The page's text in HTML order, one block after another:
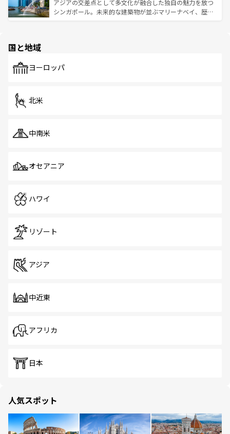
た文化、そして多様な観光資源が、訪れる旅人を魅了し続
ており、効率よく見どころを回れるのも魅力。息をのむよ
うな絶景から文化的な体験まで、香港を存分に楽しみ尽く
アジアの交差点として多文化が融合した独自の魅力を放つ
シンガポール。未来的な建築物が並ぶマリーナベイ、歴史
で、ホーカーズは地元の風情を楽しめる外せないスポット
国と地域
ヨーロッパ
北米
中南米
オセアニア
ハワイ
リゾート
アジア
中近東
アフリカ
日本
人気スポット